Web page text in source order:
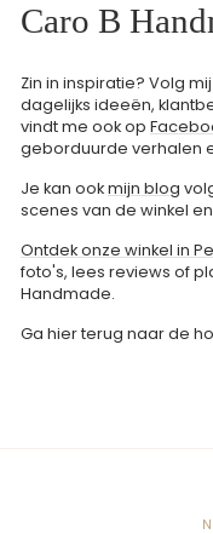
Caro B
Zin in inspiratie? Volg
dagelijks ideeën,
vindt me ook op
geborduurde verhalen
Je kan ookmijn blog
scenes van de winkel
Ontdek onze winkel in
foto's, lees reviews of
Handmade.
Ga hier terug naar de